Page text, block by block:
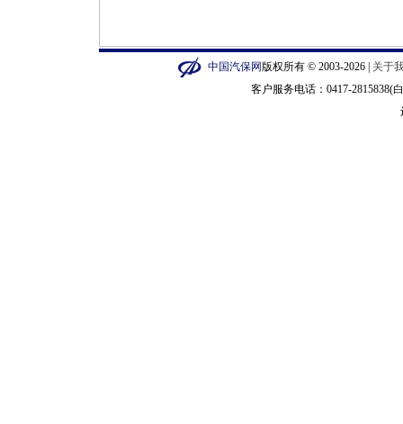
中国汽保网版权所有 © 2003-2026 | 关于
客户服务电话：0417-